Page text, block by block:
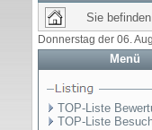
Sie
Donnerstag der 06.
Menü
TOP-Liste
TOP-Liste